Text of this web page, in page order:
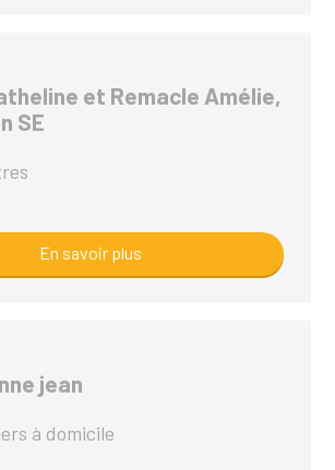
et Remacle Amélie,
SE
En savoir plus
jean
à domicile